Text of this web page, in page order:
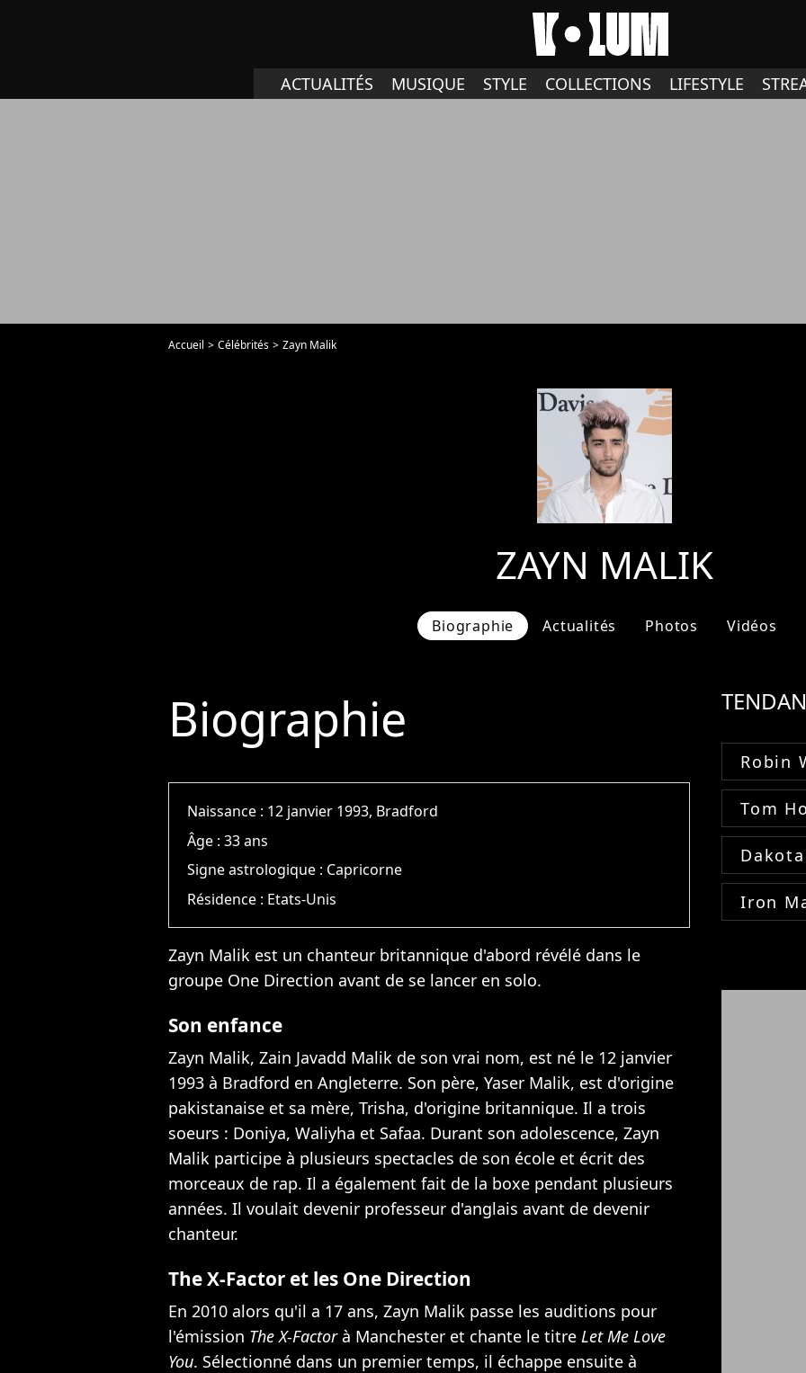
ACTUALITÉS MUSIQUE STYLE COLLECTIONS LIFESTYLE
Accueil Célébrités Zayn Malik
ZAYN MALIK
Biographie Actualités Photos Vidéos
Biographie
Naissance : 12 janvier 1993, Bradford
Âge :33 ans
Signe astrologique : Capricorne
Résidence : Etats-Unis
Zayn Malik est un chanteur britannique d'abord révélé dans le
groupe One Direction avant de se lancer en solo.
Son enfance
Zayn Malik, Zain Javadd Malik de son vrai nom, est né le 12 janvier
1993 à Bradford en Angleterre. Son père, Yaser Malik, est d'origine
pakistanaise et sa mère, Trisha, d'origine britannique. Il a trois
soeurs : Doniya, Waliyha et Safaa. Durant son adolescence, Zayn
Malik participe à plusieurs spectacles de son école et écrit des
morceaux de rap. Il a également fait de la boxe pendant plusieurs
années. Il voulait devenir professeur d'anglais avant de devenir
chanteur.
The X-Factor et les One Direction
En 2010 alors qu'il a 17 ans, Zayn Malik passe les auditions pour
l'émission The X-Factorà Manchester et chante le titre Let Me Love
You. Sélectionné dans un premier temps, il échappe ensuite à
Robin
Tom
Iron